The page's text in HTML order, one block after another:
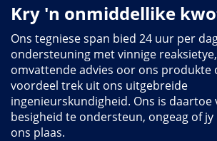
Kry 'n onmiddellike
Ons tegniese span bied 24 uur per
ondersteuning met vinnige
omvattende advies oor ons produkte
voordeel trek uit ons uitgebreide
ingenieurskundigheid. Ons is
besigheid te ondersteun, ongeag of
ons plaas.